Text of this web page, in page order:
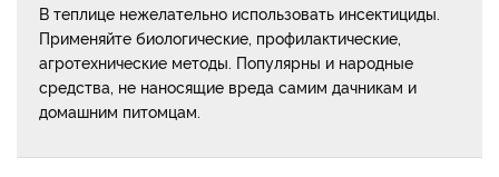
В теплице нежелательно использовать инсектициды.
Применяйте биологические, профилактические,
агротехнические методы. Популярны и народные
средства, не наносящие вреда самим дачникам и
домашним питомцам.